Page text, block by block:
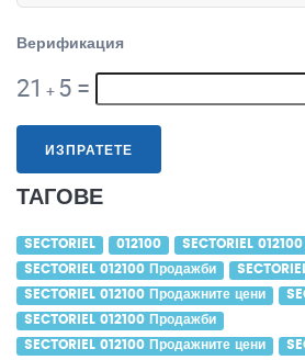
Верификация
21 + 5 =
ИЗПРАТЕТЕ
ТАГОВЕ
SECTORIEL 012100 SECTORIEL 012100
SECTORIEL 012100 Продажби
SECTORIEL 012100 Продажните цени
SECTORIEL 012100 Продажби
SECTORIEL 012100 Продажните цени